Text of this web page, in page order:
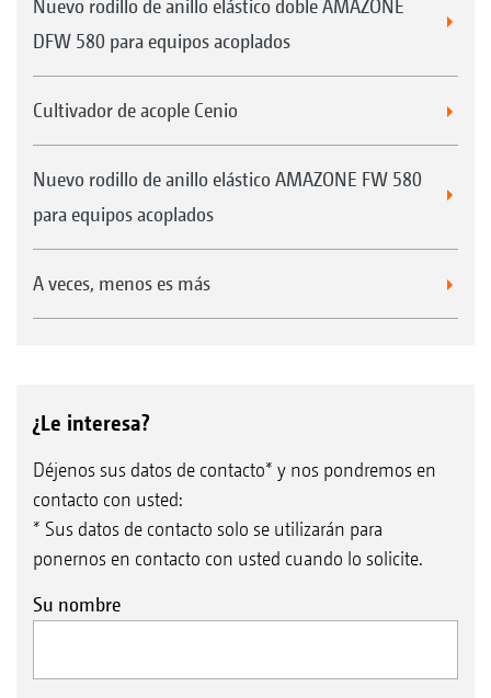
Nuevo rodillo de anillo elástico doble AMAZONE
DFW 580 para equipos acoplados
Cultivador de acople Cenio
Nuevo rodillo de anillo elástico AMAZONE FW 580
para equipos acoplados
A veces, menos es más
¿Le interesa?
Déjenos sus datos de contacto* y nos pondremos en
contacto con usted:
* Sus datos de contacto solo se utilizarán para
ponernos en contacto con usted cuando lo solicite.
Su nombre